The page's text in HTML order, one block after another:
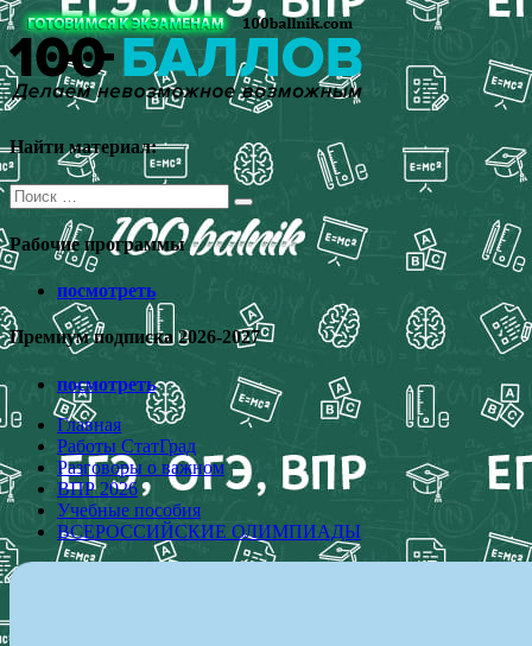
Перейти
к
содержимому
Найти материал:
Поиск
для:
Рабочие программы
посмотреть
Премиум подписка 2026-2027
посмотреть
Главная
Работы СтатГрад
Разговоры о важном
ВПР 2026
Учебные пособия
ВСЕРОССИЙСКИЕ ОЛИМПИАДЫ